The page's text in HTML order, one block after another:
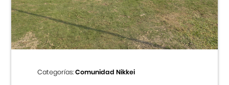
Centro Cultural Peruano Japonés
Cursos
Museo de la Inmigración Japonesa
Categorías:Comunidad Nikkei